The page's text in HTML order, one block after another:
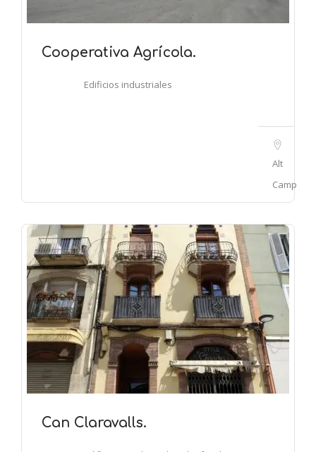
Cooperativa Agrícola.
Edificios industriales
Alt
Camp
Can Claravalls.